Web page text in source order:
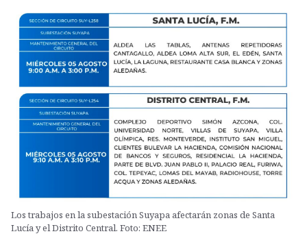
Los trabajos en la subestación Suyapa afectarán zonas de Santa
Lucía y el Distrito Central. Foto: ENEE